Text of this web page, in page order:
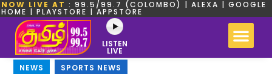
NOW LIVE AT : 99.5/99.7 (COLOMBO) | ALEXA | GOOGLE
HOME | PLAYSTORE | APPSTORE
LISTEN
LIVE
NEWS
SPORTS NEWS